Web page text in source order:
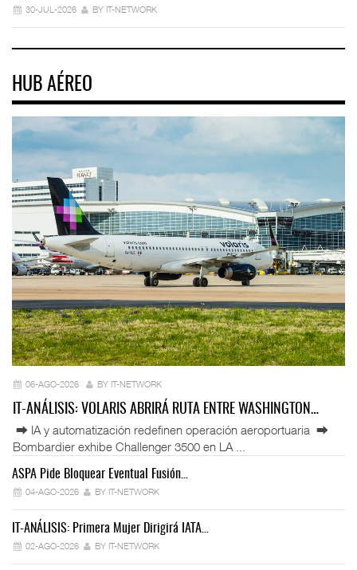
30-JUL-2026 BY IT-NETWORK
HUB AÉREO
06-AGO-2026 BY IT-NETWORK
IT-ANÁLISIS: VOLARIS ABRIRÁ RUTA ENTRE WASHINGTON…
⮕ IA y automatización redefinen operación aeroportuaria ⮕
Bombardier exhibe Challenger 3500 en LA ...
ASPA Pide Bloquear Eventual Fusión…
04-AGO-2026 BY IT-NETWORK
IT-ANÁLISIS: Primera Mujer Dirigirá IATA…
02-AGO-2026 BY IT-NETWORK